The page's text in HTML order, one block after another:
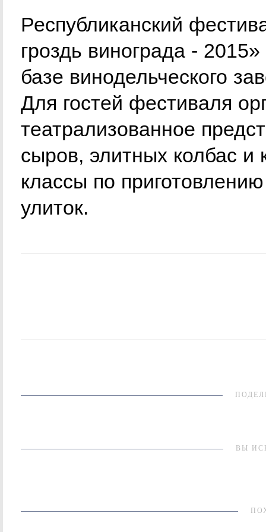
Республиканский
гроздь винограда -
базе винодельческого
Для гостей фестиваля
театрализованное
сыров, элитных колбас и
классы по
улиток.
ВЫ